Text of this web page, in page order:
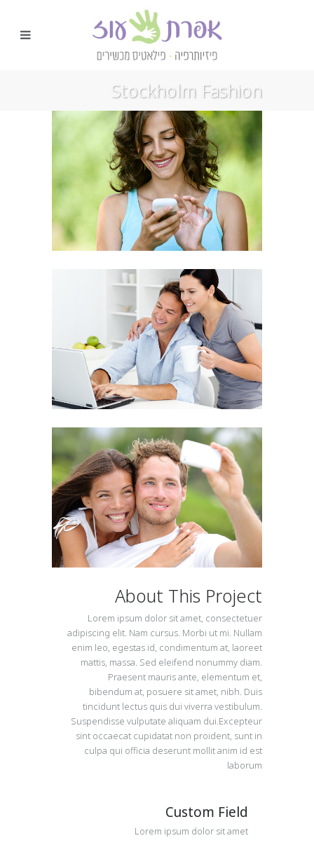
Stockholm Fashion
About This Project
Lorem ipsum dolor sit amet, consectetuer
adipiscing elit. Nam cursus. Morbi ut mi. Nullam
enim leo, egestas id, condimentum at, laoreet
mattis, massa. Sed eleifend nonummy diam.
Praesent mauris ante, elementum et,
bibendum at, posuere sit amet, nibh. Duis
tincidunt lectus quis dui viverra vestibulum.
Suspendisse vulputate aliquam dui.Excepteur
sint occaecat cupidatat non proident, sunt in
culpa qui officia deserunt mollit anim id est
laborum
Custom Field
Lorem ipsum dolor sit amet